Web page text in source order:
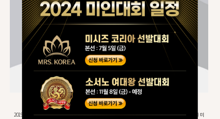
박채빈
2019 세종대왕소헌왕후선발대회 모도리(여) 미 2019 세종대왕소헌왕후선발대회 모도리(여) 미